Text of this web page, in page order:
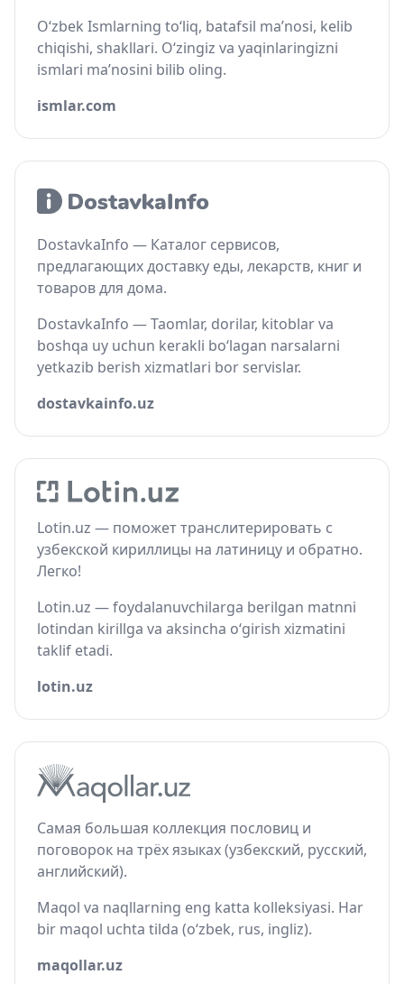
O‘zbek Ismlarning to‘liq, batafsil ma’nosi, kelib
chiqishi, shakllari. O‘zingiz va yaqinlaringizni
ismlari ma’nosini bilib oling.
ismlar.com
DostavkaInfo — Каталог сервисов,
предлагающих доставку еды, лекарств, книг и
товаров для дома.
DostavkaInfo — Taomlar, dorilar, kitoblar va
boshqa uy uchun kerakli bo‘lagan narsalarni
yetkazib berish xizmatlari bor servislar.
dostavkainfo.uz
Lotin.uz — поможет транслитерировать с
узбекской кириллицы на латиницу и обратно.
Легко!
Lotin.uz — foydalanuvchilarga berilgan matnni
lotindan kirillga va aksincha o‘girish xizmatini
taklif etadi.
lotin.uz
Самая большая коллекция пословиц и
поговорок на трёх языках (узбекский, русский,
английский).
Maqol va naqllarning eng katta kolleksiyasi. Har
bir maqol uchta tilda (o‘zbek, rus, ingliz).
maqollar.uz